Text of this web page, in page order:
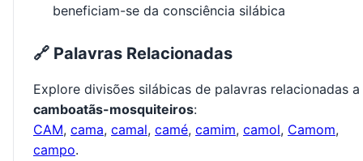
beneficiam-se da consciência silábica
🔗 Palavras Relacionadas
Explore divisões silábicas de palavras relacionadas a
camboatãs-mosquiteiros:
CAM, cama, camal, camé, camim, camol, Camom,
campo.